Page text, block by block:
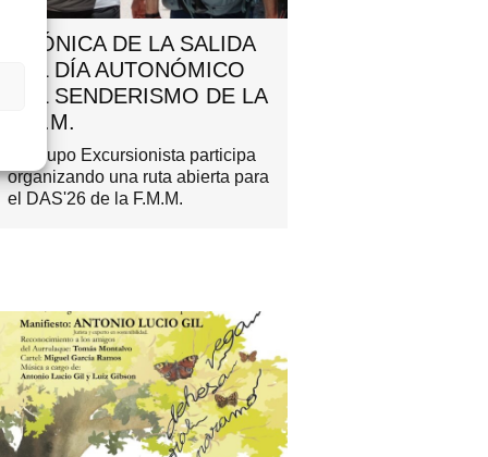
CRÓNICA DE LA SALIDA
DEL DÍA AUTONÓMICO
DEL SENDERISMO DE LA
F.M.M.
El Grupo Excursionista participa
organizando una ruta abierta para
el DAS'26 de la F.M.M.